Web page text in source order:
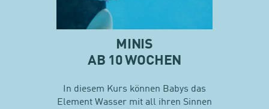
MINIS
AB 10 WOCHEN
In diesem Kurs können Babys das
Element Wasser mit all ihren Sinnen